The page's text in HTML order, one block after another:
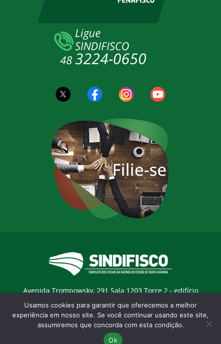
Avenida Trompowsky, 291 Sala 1203 Torre 2 - edifício
Trompowsky Corporate - Centro - Florianopólis / SC - CEP:
88015-300 |E-mail:sindifisco@sindifisco.org.br
Desenvolvido pelaagência Marketing Objetivo
Usamos cookies para garantir que oferecemos a melhor
experiência em nosso site. Se você continuar usando este site,
assumiremos que concorda com esta condição.
Ok